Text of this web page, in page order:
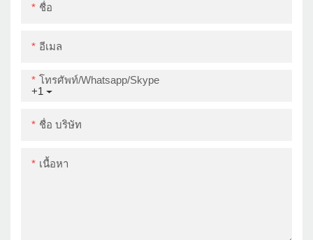
ชื่อ
อีเมล
+1
โทรศัพท์/whatsapp/skype
ชื่อ บริษัท
เนื้อหา